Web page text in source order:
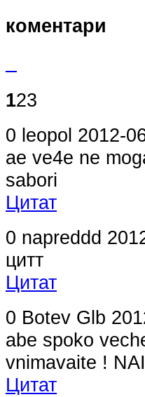
коментари
123
0 leopol 2012-
ae ve4e ne
sabori
Цитат
0 napreddd
цитт
Цитат
0 Botev Glb
abe spoko
vnimavaite !
Цитат